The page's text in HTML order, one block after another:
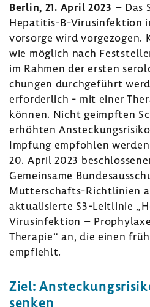
Berlin, 21. April 2023 – Das
Hepatitis-​B-Virusinfektion
vor­sorge wird vorge­zogen.
wie möglich nach
im Rahmen der ersten
chungen durch­ge­führt
erfor­der­lich - mit einer
können. Nicht geimpften
erhöhten
Impfung empfohlen
20. April 2023
Gemein­same
Mutterschafts-​Richtlinien
aktua­li­sierte S3-​Leitlinie
Virusinfektion –
Therapie“ an, die einen
empfiehlt.
Ziel:
senken